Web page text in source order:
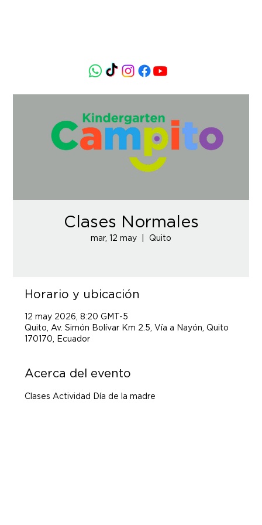
Clases Normales
mar, 12 may Quito
Horario y ubicación
12 may 2026, 8:20 GMT-5
Quito, Av. Simón Bolívar Km 2.5, Vía a Nayón, Quito
170170, Ecuador
Acerca del evento
Clases Actividad Día de la madre